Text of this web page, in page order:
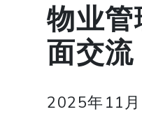
物业
面交流
2025年11月